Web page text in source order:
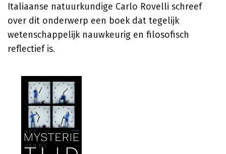
Italiaanse natuurkundige Carlo Rovelli schreef
over dit onderwerp een boek dat tegelijk
wetenschappelijk nauwkeurig en filosofisch
reflectief is.